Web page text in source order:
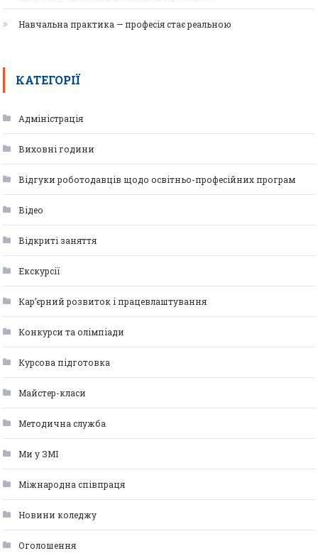
Навчальна практика — професія стає реальною
КАТЕГОРІЇ
Адміністрація
Виховні години
Відгуки роботодавців щодо освітньо-професійних програм
Відео
Відкриті заняття
Екскурсії
Кар’єрний розвиток і працевлаштування
Конкурси та олімпіади
Курсова підготовка
Майстер-класи
Методична служба
Ми у ЗМІ
Міжнародна співпраця
Новини коледжу
Оголошення